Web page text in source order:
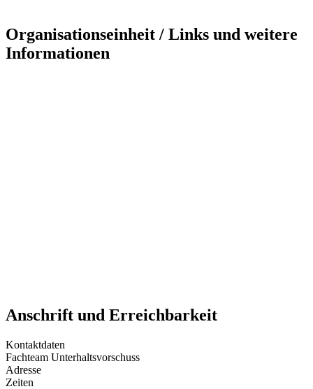
Organisationseinheit / Links und weitere
Informationen
Anschrift und Erreichbarkeit
Kontaktdaten
Fachteam Unterhaltsvorschuss
Adresse
Zeiten